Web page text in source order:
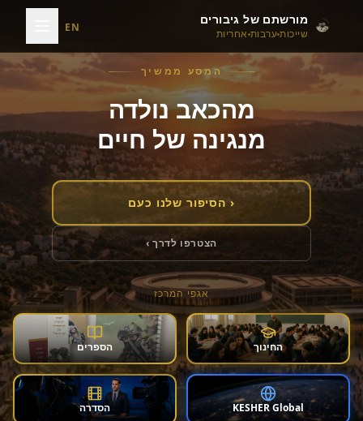
מורשתם של גיבורים
שייכותערבות אחריות EN
המסע ממשיך
מהכאב נולדה
מנגינה של חיים
‹ הסיפור שלנו כעם
הצטרפו לדרך ›
אגפי המרכז
החינוך הספרים
KESHER Global הסדרה